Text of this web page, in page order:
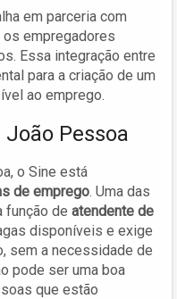
em parceria com
empregadores
Essa integração entre
para a criação de um
ao emprego.
Pessoa
o Sine está
de emprego. Uma das
função de atendente de
disponíveis e exige
sem a necessidade de
pode ser uma boa
que estão